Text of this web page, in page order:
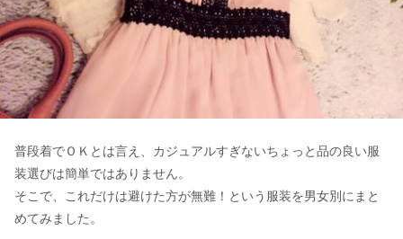
普段着でＯＫとは言え、カジュアルすぎないちょっと品の良い服
装選びは簡単ではありません。
そこで、これだけは避けた方が無難！という服装を男女別にまと
めてみました。